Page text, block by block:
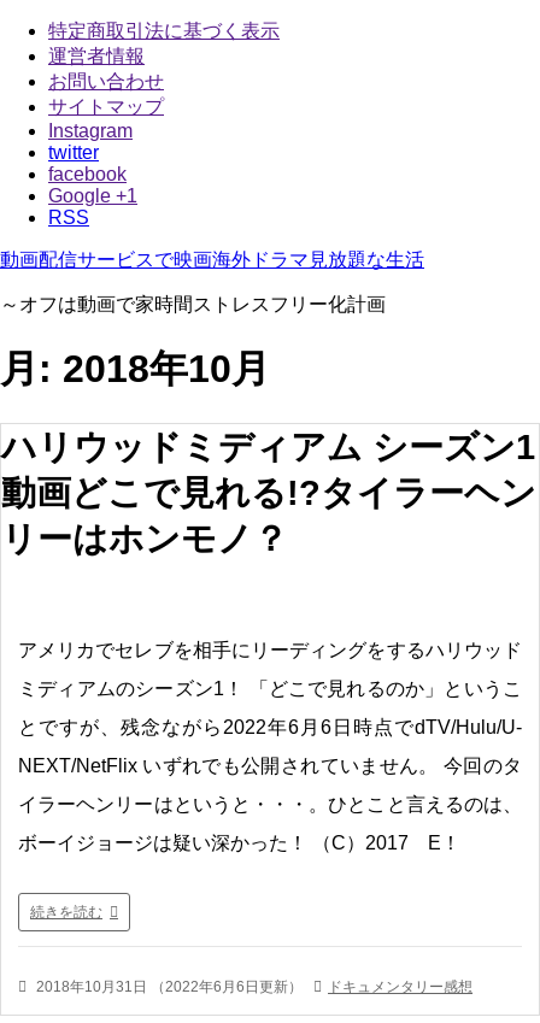
特定商取引法に基づく表示
運営者情報
お問い合わせ
サイトマップ
Instagram
twitter
facebook
Google +1
RSS
動画配信サービスで映画海外ドラマ見放題な生活
～オフは動画で家時間ストレスフリー化計画
月: 2018年10月
ハリウッドミディアム シーズン1
動画どこで見れる!?タイラーヘン
リーはホンモノ？
アメリカでセレブを相手にリーディングをするハリウッド
ミディアムのシーズン1！ 「どこで見れるのか」というこ
とですが、残念ながら2022年6月6日時点でdTV/Hulu/U-
NEXT/NetFlix いずれでも公開されていません。 今回のタ
イラーヘンリーはというと・・・。ひとこと言えるのは、
ボーイジョージは疑い深かった！ （C）2017 E！
続きを読む
2018年10月31日 （2022年6月6日更新） ドキュメンタリー感想